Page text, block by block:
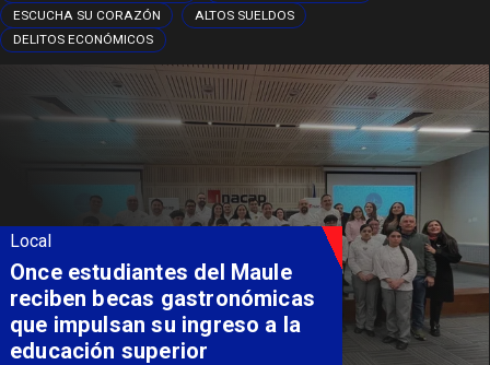
ESCUCHA SU CORAZÓN
ALTOS SUELDOS
DELITOS ECONÓMICOS
Local
Once estudiantes del Maule
reciben becas gastronómicas
que impulsan su ingreso a la
educación superior